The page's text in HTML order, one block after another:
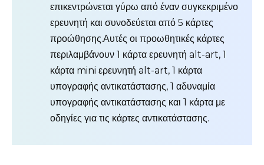
επικεντρώνεται γύρω από έναν συγκεκριμένο
ερευνητή και συνοδεύεται από 5 κάρτες
προώθησης.Αυτές οι προωθητικές κάρτες
περιλαμβάνουν 1 κάρτα ερευνητή alt-art, 1
κάρτα mini ερευνητή alt-art, 1 κάρτα
υπογραφής αντικατάστασης, 1 αδυναμία
υπογραφής αντικατάστασης και 1 κάρτα με
οδηγίες για τις κάρτες αντικατάστασης.